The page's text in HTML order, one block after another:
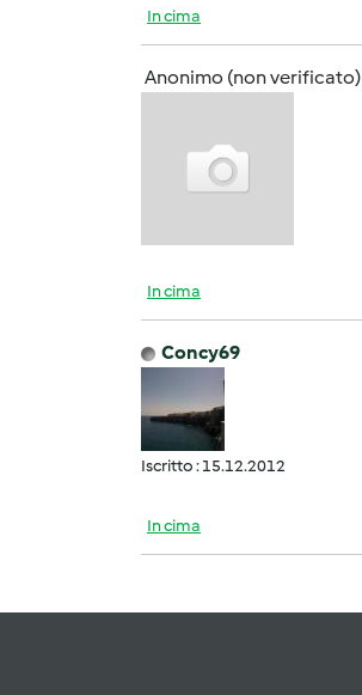
In cima
Anonimo (non verificato)
In cima
Concy69
Iscritto : 15.12.2012
In cima